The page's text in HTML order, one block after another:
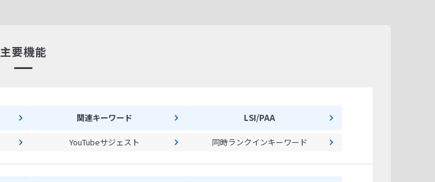
主要機能
関連キーワード LSI/PAA
YouTubeサジェスト 同時ランクインキーワード